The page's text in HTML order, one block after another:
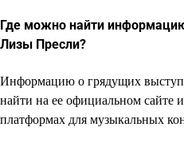
Где можно найти
Лизы Пресли?
Информацию о грядущих
найти на ее официальном сайте
платформах для музыкальных